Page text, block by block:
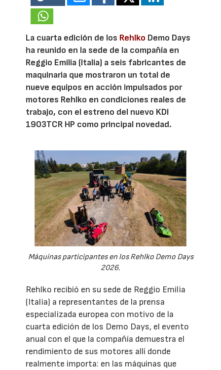
La cuarta edición de los Rehlko Demo Days
ha reunido en la sede de la compañía en
Reggio Emilia (Italia) a seis fabricantes de
maquinaria que mostraron un total de
nueve equipos en acción impulsados por
motores Rehlko en condiciones reales de
trabajo, con el estreno del nuevo KDI
1903TCR HP como principal novedad.
Máquinas participantes en los Rehlko Demo Days
2026.
Rehlko recibió en su sede de Reggio Emilia
(Italia) a representantes de la prensa
especializada europea con motivo de la
cuarta edición de los Demo Days, el evento
anual con el que la compañía demuestra el
rendimiento de sus motores allí donde
realmente importa: en las máquinas que